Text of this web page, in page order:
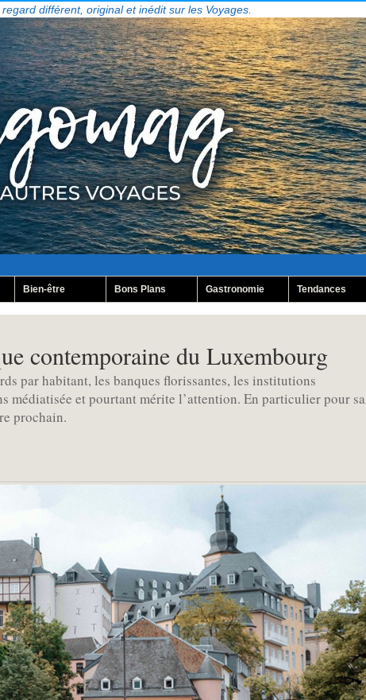
différent, original et inédit sur les Voyages.
Bien-être Bons Plans Gastronomie Tendances
contemporaine du Luxembourg
par habitant, les banques florissantes, les institutions
médiatisée et pourtant mérite l’attention. En particulier pour sa
prochain.